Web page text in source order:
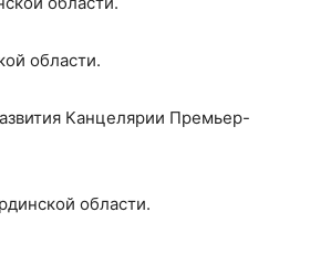
области.
Канцелярии Премьер-
области.